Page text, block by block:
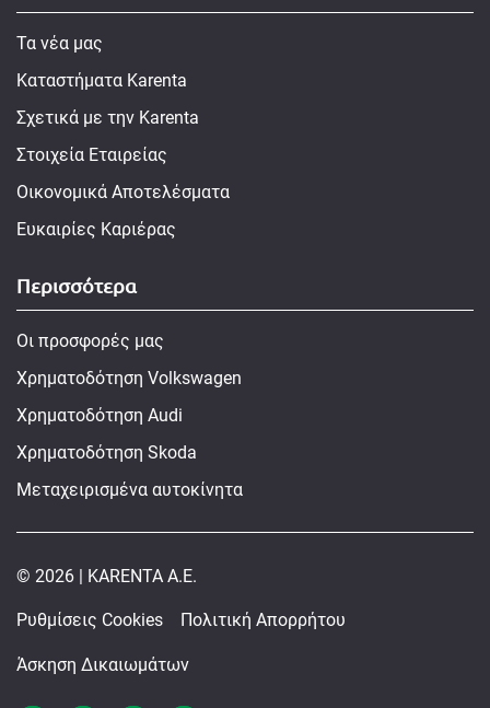
Τα νέα μας
Καταστήματα Karenta
Σχετικά με την Karenta
Στοιχεία Εταιρείας
Οικονομικά Αποτελέσματα
Ευκαιρίες Καριέρας
Περισσότερα
Οι προσφορές μας
Χρηματοδότηση Volkswagen
Χρηματοδότηση Audi
Χρηματοδότηση Skoda
Μεταχειρισμένα αυτοκίνητα
© 2026 | KARENTA A.E.
Ρυθμίσεις Cookies Πολιτική Απορρήτου
Άσκηση Δικαιωμάτων